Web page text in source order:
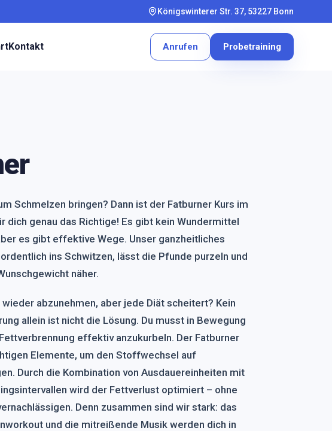
Königswinterer Str. 37, 53227 Bonn
Kontakt Anrufen Probetraining
Schmelzen bringen? Dann ist der Fatburner Kurs im
dich genau das Richtige! Es gibt kein Wundermittel
es gibt effektive Wege. Unser ganzheitliches
ins Schwitzen, lässt die Pfunde purzeln und
näher.
abzunehmen, aber jede Diät scheitert? Kein
allein ist nicht die Lösung. Du musst in Bewegung
effektiv anzukurbeln. Der Fatburner
Elemente, um den Stoffwechsel auf
Durch die Kombination von Ausdauereinheiten mit
wird der Fettverlust optimiert – ohne
Denn zusammen sind wir stark: das
und die mitreißende Musik werden dich in